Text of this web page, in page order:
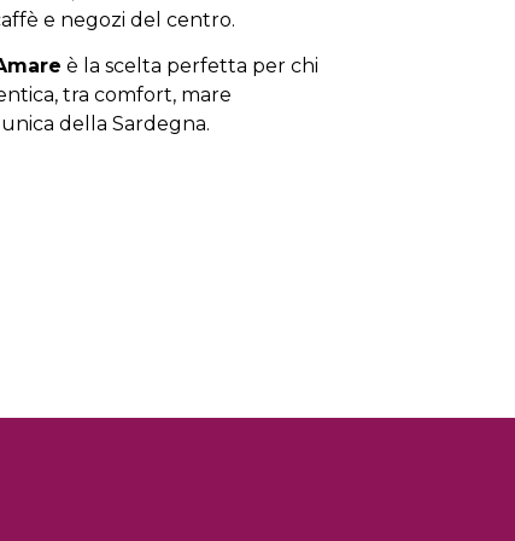
e negozi del centro.
è la scelta perfetta per chi
tra comfort, mare
della Sardegna.